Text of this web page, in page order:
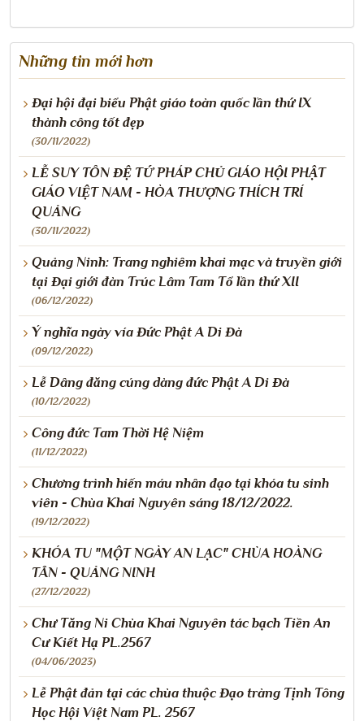
Những tin mới hơn
Đại hội đại biểu Phật giáo toàn quốc lần thứ IX
thành công tốt đẹp
(30/11/2022)
LỄ SUY TÔN ĐỆ TỨ PHÁP CHỦ GIÁO HỘI PHẬT
GIÁO VIỆT NAM - HÒA THƯỢNG THÍCH TRÍ
QUẢNG
(30/11/2022)
Quảng Ninh: Trang nghiêm khai mạc và truyền giới
tại Đại giới đàn Trúc Lâm Tam Tổ lần thứ XII
(06/12/2022)
Ý nghĩa ngày vía Đức Phật A Di Đà
(09/12/2022)
Lễ Dâng đăng cúng dàng đức Phật A Di Đà
(10/12/2022)
Công đức Tam Thời Hệ Niệm
(11/12/2022)
Chương trình hiến máu nhân đạo tại khóa tu sinh
viên - Chùa Khai Nguyên sáng 18/12/2022.
(19/12/2022)
KHÓA TU "MỘT NGÀY AN LẠC" CHÙA HOÀNG
TÂN - QUẢNG NINH
(27/12/2022)
Chư Tăng Ni Chùa Khai Nguyên tác bạch Tiền An
Cư Kiết Hạ PL.2567
(04/06/2023)
Lễ Phật đản tại các chùa thuộc Đạo tràng Tịnh Tông
Học Hội Việt Nam PL. 2567